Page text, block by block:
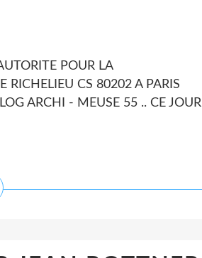
POUR LA
RICHELIEU CS 80202 A PARIS
ARCHI - MEUSE 55 .. CE JOUR